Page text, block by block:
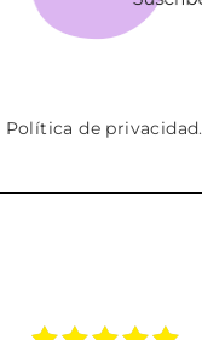
Política de privacidad.